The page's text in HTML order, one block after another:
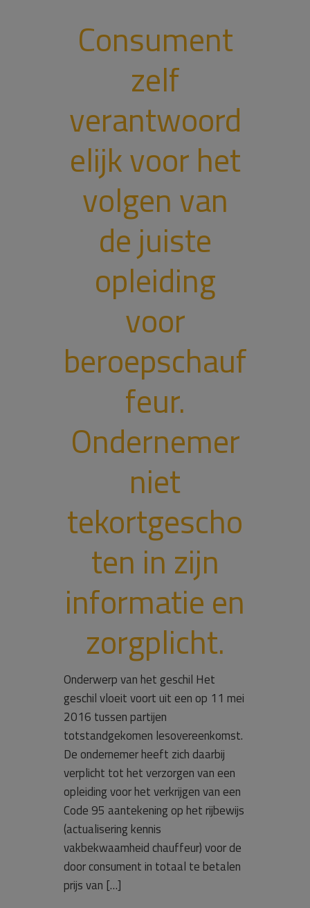
Consument
zelf
verantwoord
elijk voor het
volgen van
de juiste
opleiding
voor
beroepschauf
feur.
Ondernemer
niet
tekortgescho
ten in zijn
informatie en
zorgplicht.
Onderwerp van het geschil Het
geschil vloeit voort uit een op 11 mei
2016 tussen partijen
totstandgekomen lesovereenkomst.
De ondernemer heeft zich daarbij
verplicht tot het verzorgen van een
opleiding voor het verkrijgen van een
Code 95 aantekening op het rijbewijs
(actualisering kennis
vakbekwaamheid chauffeur) voor de
door consument in totaal te betalen
prijs van […]